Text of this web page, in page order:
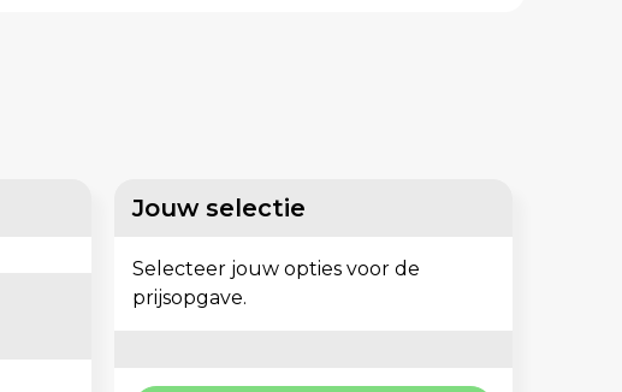
Jouw selectie
Selecteer jouw opties voor de
prijsopgave.